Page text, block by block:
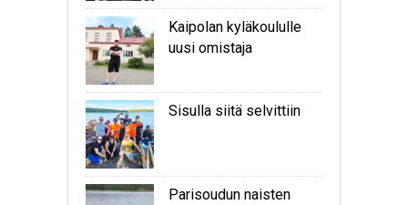
Kaipolan kyläkoululle
uusi omistaja
Sisulla siitä selvittiin
Parisoudun naisten